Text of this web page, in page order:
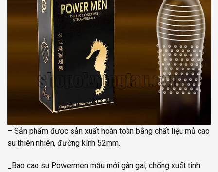
– Sản phẩm được sản xuất hoàn toàn bằng chất liệu mủ cao
su thiên nhiên, đường kính 52mm.
_Bao cao su Powermen mẫu mới gân gai, chống xuất tinh